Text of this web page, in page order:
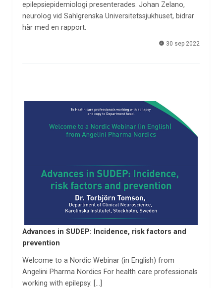
epilepsiepidemiologi presenterades. Johan Zelano,
neurolog vid Sahlgrenska Universitetssjukhuset, bidrar
här med en rapport.
30 sep 2022
Advances in SUDEP: Incidence, risk factors and
prevention
Welcome to a Nordic Webinar (in English) from
Angelini Pharma Nordics For health care professionals
working with epilepsy. […]